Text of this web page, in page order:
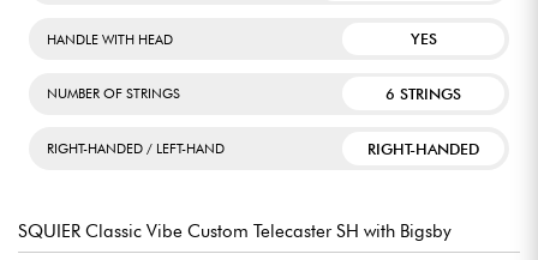
HANDLE WITH HEAD YES
NUMBER OF STRINGS 6 STRINGS
RIGHT-HANDED / LEFT-HAND RIGHT-HANDED
SQUIER Classic Vibe Custom Telecaster SH with Bigsby